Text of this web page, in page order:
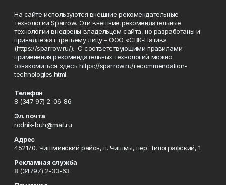
На сайте используются внешние рекомендательные
технологии Sparrow. Эти внешние рекомендательные
технологии внедрены владельцем сайта, но разработаны и
принадлежат третьему лицу – ООО «СВК-Натив»
(https://sparrow.ru/). С соответствующими правилами
применения рекомендательных технологий можно
ознакомиться здесь https://sparrow.ru/recommendation-
technologies.html.
Телефон
8 (347 97) 2-06-86
Эл. почта
rodnik-buh@mail.ru
Адрес
452170, Чишминский район, п. Чишмы, пер. Типографский, 1
Рекламная служба
8 (34797) 2-33-63